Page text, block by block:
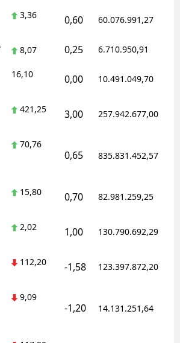
3,36 0,60 60.076.991,27
8,07 0,25 6.710.950,91
16,10 0,00 10.491.049,70
421,25 3,00 257.942.677,00
70,76
0,65 835.831.452,57
15,80 0,70 82.981.259,25
2,02 1,00 130.790.692,29
112,20 -1,58 123.397.872,20
9,09
-1,20 14.131.251,64